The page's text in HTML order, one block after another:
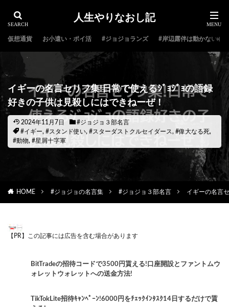
人生やりなおし記
仮想通貨 お小遣い・ポイ活 #ジョジョランズ #岸辺露伴は動かない
イギーの名言セリフ集!日常で使えるｼﾞｮｼﾞｮの語録
好きの子供は見殺しにはできねーぜ！
2024年11月7日
#ジョジョ３部名言
#イギー, #スタンド使い, #スターダストクルセイダース, #偉大なる死,
#動物, #星屑十字軍
HOME #ジョジョの名言集 #ジョジョ３部名言 イギーの名言
【PR】この記事には広告を含む場合があります
BitTradeの招待コードで3500円貰える!口座開設とファントムウ
ォレットウォレットへの送金方法!
TikTokLite招待ｷｬﾝﾍﾟｰﾝ!6000円をﾁｪｯｸｲﾝﾀｽｸ14日するだけで貰